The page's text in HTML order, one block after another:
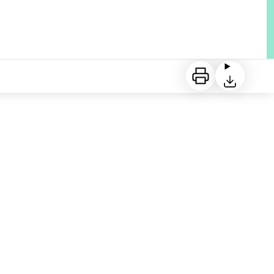
ImprimerTélécharger